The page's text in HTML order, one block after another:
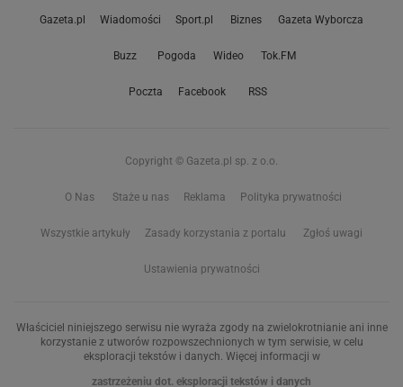
Gazeta.pl Wiadomości Sport.pl Biznes Gazeta Wyborcza
Buzz Pogoda Wideo Tok.FM
Poczta Facebook RSS
Copyright © Gazeta.pl sp. z o.o.
O Nas Staże u nas Reklama Polityka prywatności
Wszystkie artykuły Zasady korzystania z portalu Zgłoś uwagi
Ustawienia prywatności
Właściciel niniejszego serwisu nie wyraża zgody na zwielokrotnianie ani inne
korzystanie z utworów rozpowszechnionych w tym serwisie, w celu
eksploracji tekstów i danych. Więcej informacji w
zastrzeżeniu dot. eksploracji tekstów i danych